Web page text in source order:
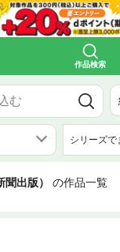
作品検索
シリーズで
出版） の作品一覧